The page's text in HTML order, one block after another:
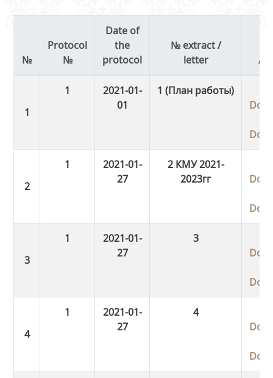
Protocol
№
Date of
the
protocol
№ extract /
letter
1
2021-01-
01
1 (План работы)
1
2021-01-
27
2 КМУ 2021-
2023гг
1
2021-01-
27
3
1
2021-01-
27
4